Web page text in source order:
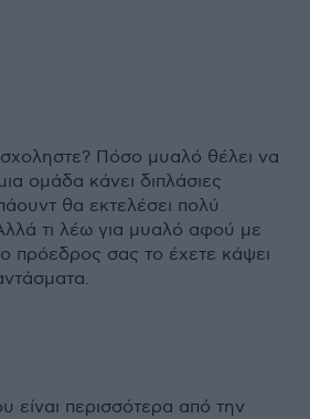
Πόσο μυαλό θέλει να
ομάδα κάνει διπλάσιες
θα εκτελέσει πολύ
τι λέω για μυαλό αφού με
πρόεδρος σας το έχετε κάψει
είναι περισσότερα από την